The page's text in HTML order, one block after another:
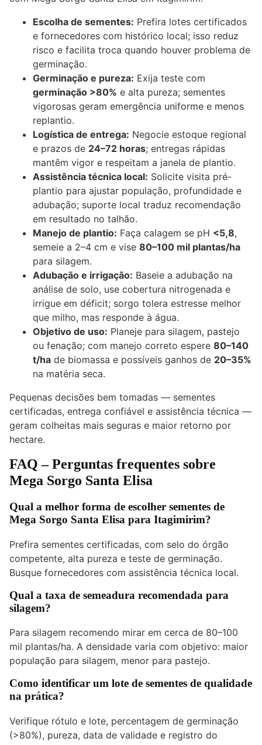
Escolha de sementes: Prefira lotes certificados
e fornecedores com histórico local; isso reduz
risco e facilita troca quando houver problema de
germinação.
Germinação e pureza: Exija teste com
germinação >80% e alta pureza; sementes
vigorosas geram emergência uniforme e menos
replantio.
Logística de entrega: Negocie estoque regional
e prazos de 24–72 horas; entregas rápidas
mantêm vigor e respeitam a janela de plantio.
Assistência técnica local: Solicite visita pré-
plantio para ajustar população, profundidade e
adubação; suporte local traduz recomendação
em resultado no talhão.
Manejo de plantio: Faça calagem se pH <5,8,
semeie a 2–4 cm e vise 80–100 mil plantas/ha
para silagem.
Adubação e irrigação: Baseie a adubação na
análise de solo, use cobertura nitrogenada e
irrigue em déficit; sorgo tolera estresse melhor
que milho, mas responde à água.
Objetivo de uso: Planeje para silagem, pastejo
ou fenação; com manejo correto espere 80–140
t/ha de biomassa e possíveis ganhos de 20–35%
na matéria seca.
Pequenas decisões bem tomadas — sementes
certificadas, entrega confiável e assistência técnica —
geram colheitas mais seguras e maior retorno por
hectare.
FAQ – Perguntas frequentes sobre
Mega Sorgo Santa Elisa
Qual a melhor forma de escolher sementes de
Mega Sorgo Santa Elisa para Itagimirim?
Prefira sementes certificadas, com selo do órgão
competente, alta pureza e teste de germinação.
Busque fornecedores com assistência técnica local.
Qual a taxa de semeadura recomendada para
silagem?
Para silagem recomendo mirar em cerca de 80–100
mil plantas/ha. A densidade varia com objetivo: maior
população para silagem, menor para pastejo.
Como identificar um lote de sementes de qualidade
na prática?
Verifique rótulo e lote, percentagem de germinação
(>80%), pureza, data de validade e registro do